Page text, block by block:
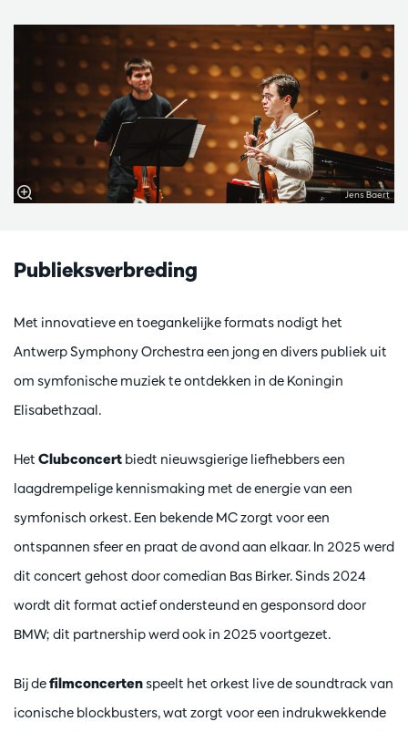
Jens Baert
Publieksverbreding
Met innovatieve en toegankelijke formats nodigt het
Antwerp Symphony Orchestra een jong en divers publiek uit
om symfonische muziek te ontdekken in de Koningin
Elisabethzaal.
Het Clubconcert biedt nieuwsgierige liefhebbers een
laagdrempelige kennismaking met de energie van een
symfonisch orkest. Een bekende MC zorgt voor een
ontspannen sfeer en praat de avond aan elkaar. In 2025 werd
dit concert gehost door comedian Bas Birker. Sinds 2024
wordt dit format actief ondersteund en gesponsord door
BMW; dit partnership werd ook in 2025 voortgezet.
Bij defilmconcertenspeelt het orkest live de soundtrack van
iconische blockbusters, wat zorgt voor een indrukwekkende